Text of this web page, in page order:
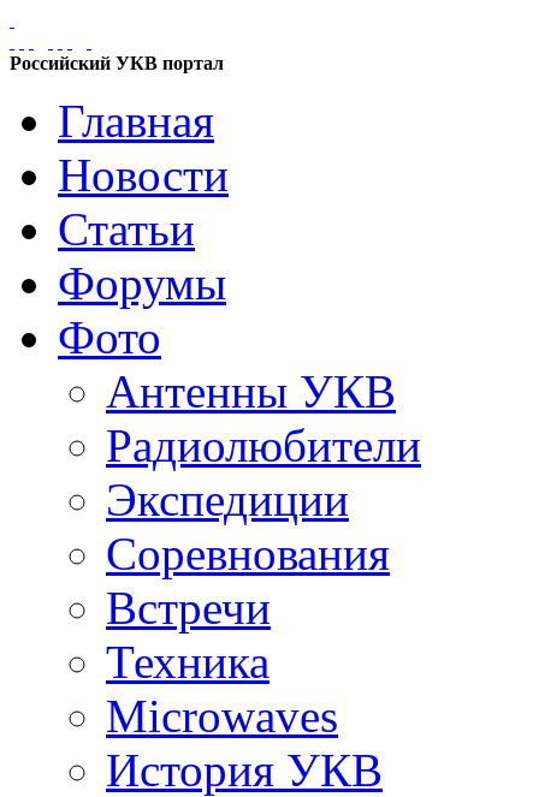
Российский УКВ портал
Главная
Новости
Статьи
Форумы
Фото
Антенны УКВ
Радиолюбители
Экспедиции
Соревнования
Встречи
Техника
Microwaves
История УКВ